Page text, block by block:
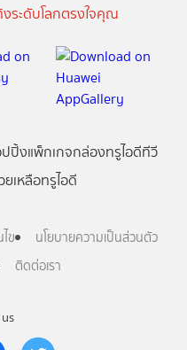
ระดับโลกตรงใจคุณ
ปิ้งแพ็กเกจกล่องทรูไอดีทีวี
เหลือทรูไอดี
ข
นโยบายความเป็นส่วนตัว
ติดต่อเรา